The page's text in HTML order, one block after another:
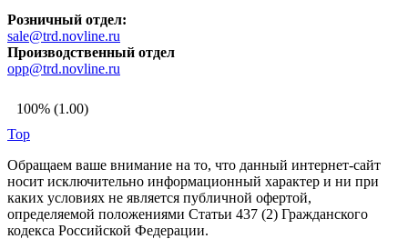
Розничный отдел:
sale@trd.novline.ru
Производственный отдел
opp@trd.novline.ru
100% (1.00)
Top
Обращаем ваше внимание на то, что данный интернет-сайт
носит исключительно информационный характер и ни при
каких условиях не является публичной офертой,
определяемой положениями Статьи 437 (2) Гражданского
кодекса Российской Федерации.